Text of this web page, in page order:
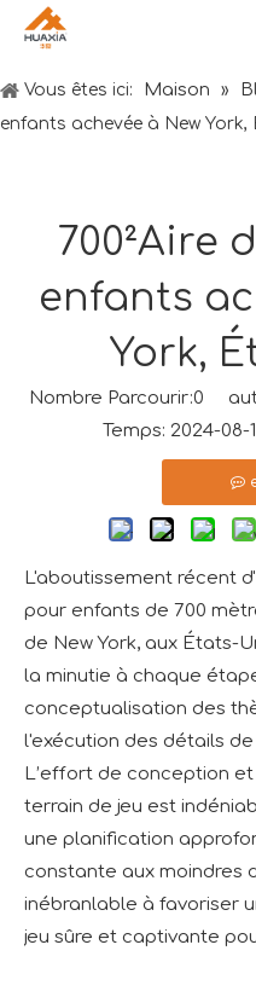
Vous êtes ici: Maison »
enfants achevée à New York,
700²Aire
enfants
York,
Nombre Parcourir:0
Temps: 2024-
L'aboutissement récent
pour enfants de 700
de New York, aux États-
la minutie à chaque
conceptualisation des
l'exécution des détails
L’effort de conception
terrain de jeu est
une planification
constante aux moindres
inébranlable à favoriser
jeu sûre et captivante